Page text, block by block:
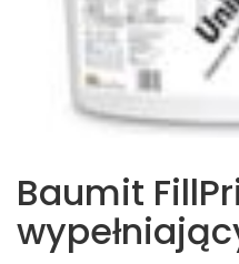
Baumit